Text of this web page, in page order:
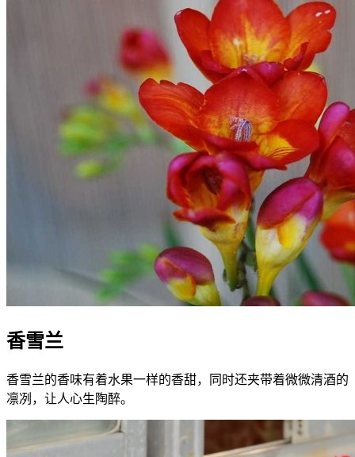
香雪兰
香雪兰的香味有着水果一样的香甜，同时还夹带着微微清酒的
凛冽，让人心生陶醉。